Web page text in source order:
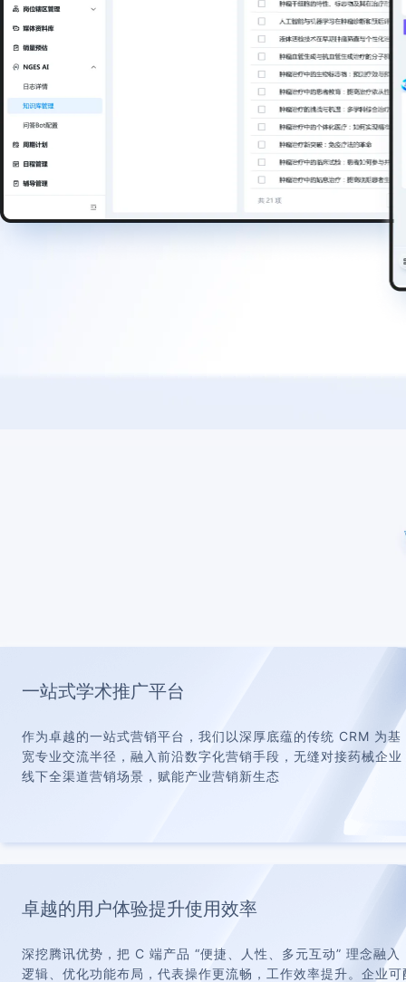
一站式学术推广平台
作为卓越的一站式营销平台，我们以深厚底蕴的传统 CRM 为基
宽专业交流半径，融入前沿数字化营销手段，无缝对接药械企
线下全渠道营销场景，赋能产业营销新生态
卓越的用户体验提升使用效率
深挖腾讯优势，把 C 端产品 “便捷、人性、多元互动” 理念融
逻辑、优化功能布局，代表操作更流畅，工作效率提升。企业